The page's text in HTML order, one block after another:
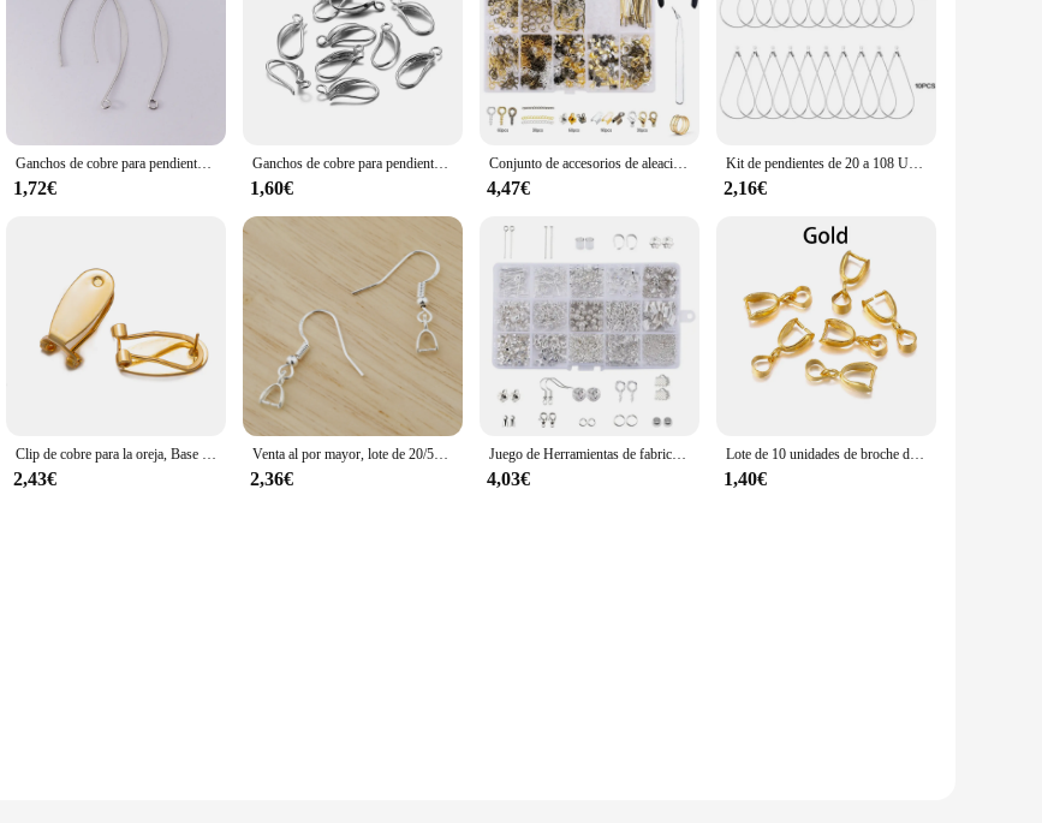
Ganchos de cobre para pendientes franceses, Base en forma de V, gancho para la oreja, alambre para fabricación de joyas DIY, accesorios para pendientes
1,72€
Ganchos de cobre para pendientes, accesorios para fabricación de joyas, DIY, 17x8mm, lote de 12 unidades
1,60€
Conjunto de accesorios de aleación para joyería, herramientas de fabricación de joyas, alambre de cobre, anillos de salto abiertos, gancho para pendientes, Kit de suministros para fabricación de joyas
4,47€
Kit de pendientes de 20 a 108 Uds., suministros para hacer joyas DIY, juego de pendientes de aros de cobre de Color dorado plateado con caja de almacenamiento, ganchos para las orejas
2,16€
Clip de cobre para la oreja, Base de gancho para pendientes sin perforar, accesorios para la fabricación de joyas, 10 piezas, 9x20mm
2,43€
Venta al por mayor, lote de 20/50 Uds., ganchos para pendientes de bola de cobre, oro y plata 925, Clip de alambre, accesorios para hacer joyas, conectores
2,36€
Juego de Herramientas de fabricación de joyas de aleación, espaciador de alambre de cobre, cuentas de engarce, ganchos para pendientes, suministros artesanales hechos A mano
4,03€
Lote de 10 unidades de broche de Clip para colgante de semillas de melón, hebilla, Conector de cobre, cuentas de fianzas para collar DIY, suministros de joyería
1,40€